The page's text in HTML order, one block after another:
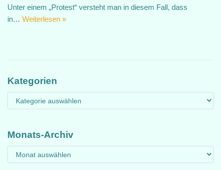
Unter einem „Protest“ versteht man in diesem Fall, dass
in… Weiterlesen »
Kategorien
Monats-Archiv